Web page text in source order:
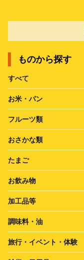
ものから探す
すべて
お米・パン
フルーツ類
おさかな類
たまご
お飲み物
加工品等
調味料・油
旅行・イベント・体験